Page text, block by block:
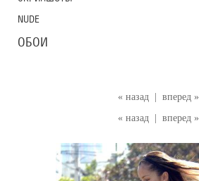
« назад
вперед »
« назад
вперед »
NUDE
ОБОИ